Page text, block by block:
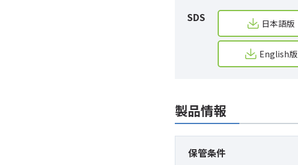
SDS 日本語版
English版
製品情報
保管条件